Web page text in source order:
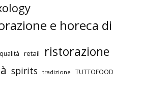
e horeca di
qualità retail ristorazione
spirits tradizione TUTTOFOOD